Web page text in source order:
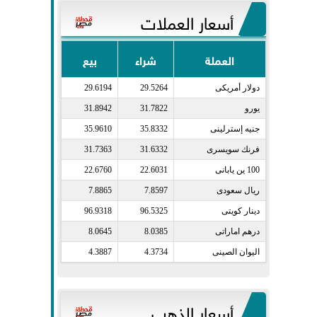
أسعار العملات
العملة شراء بيع
دولار أمريكى​ 29.5264
29.6194
يورو​ 31.7822
31.8942
جنيه إسترلينى​ 35.8332
35.9610
فرنك سويسرى​ 31.6332
31.7363
100 ين يابانى​ 22.6031
22.6760
ريال سعودى​ 7.8597
7.8865
دينار كويتى​ 96.5325
96.9318
درهم اماراتى​ 8.0385
8.0645
اليوان الصينى​ 4.3734
4.3887
أسعار الذهب